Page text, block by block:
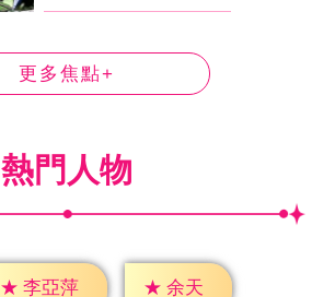
更多焦點+
熱門人物
★ 李亞萍 ★ 余天